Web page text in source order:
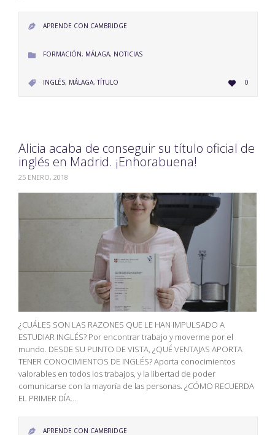
 APRENDE CON CAMBRIDGE
 CATEGORY
FORMACIÓN, MÁLAGA, NOTICIAS
 CATEGORY
INGLÉS, MÁLAGA,TÍTULO  LOVE
IT0
Alicia acaba de conseguir su título oficial de
inglés en Madrid. ¡Enhorabuena!
25 ENERO, 2018
¿CUÁLES SON LAS RAZONES QUE LE HAN IMPULSADO A
ESTUDIAR INGLÉS? Por encontrar trabajo y moverme por el
mundo. DESDE SU PUNTO DE VISTA, ¿QUÉ VENTAJAS APORTA
TENER CONOCIMIENTOS DE INGLÉS? Aporta conocimientos
valorables en todos los trabajos, y la libertad de poder
comunicarse con la mayoría de las personas. ¿CÓMO RECUERDA
EL PRIMER DÍA…
 APRENDE CON CAMBRIDGE